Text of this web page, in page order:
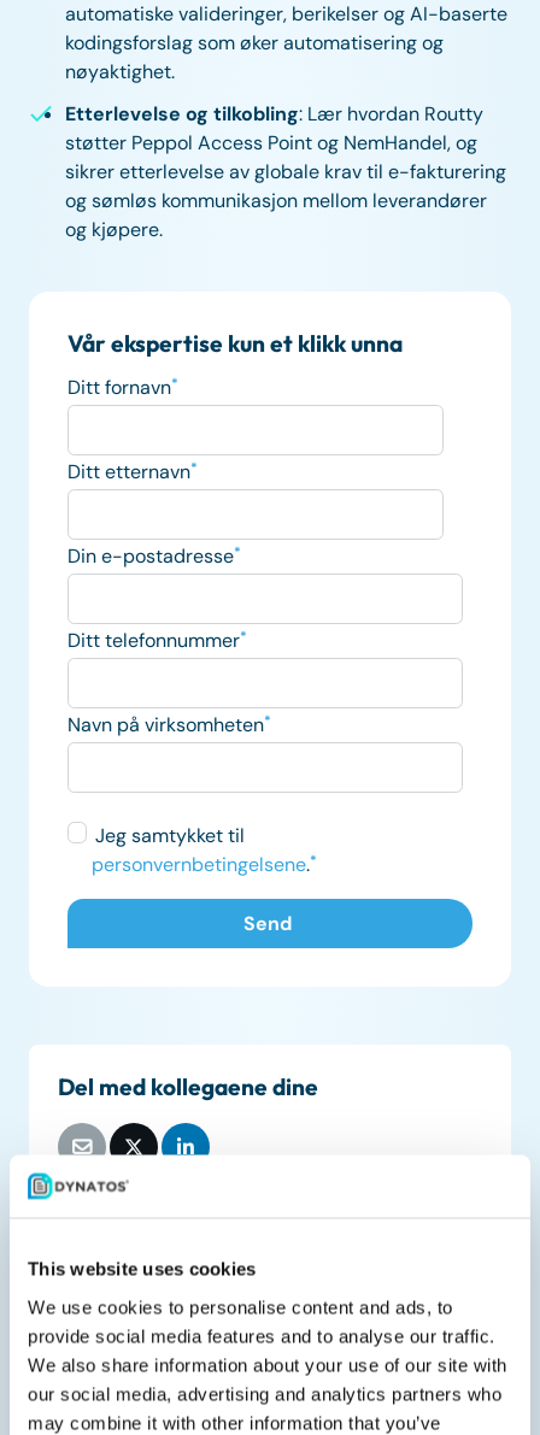
This website uses cookies
We use cookies to personalise content and ads, to
provide social media features and to analyse our traffic.
We also share information about your use of our site with
our social media, advertising and analytics partners who
may combine it with other information that you’ve
automatiske valideringer, berikelser og AI-baserte
kodingsforslag som øker automatisering og
nøyaktighet.
Etterlevelse og tilkobling: Lær hvordan Routty
støtter Peppol Access Point og NemHandel, og
sikrer etterlevelse av globale krav til e-fakturering
og sømløs kommunikasjon mellom leverandører
og kjøpere.
Vår ekspertise kun et klikk unna
Ditt fornavn*
Ditt etternavn*
Din e-postadresse*
Ditt telefonnummer*
Navn på virksomheten*
Jeg samtykket til
personvernbetingelsene.*
Del med kollegaene dine
Relaterte nedlastinger